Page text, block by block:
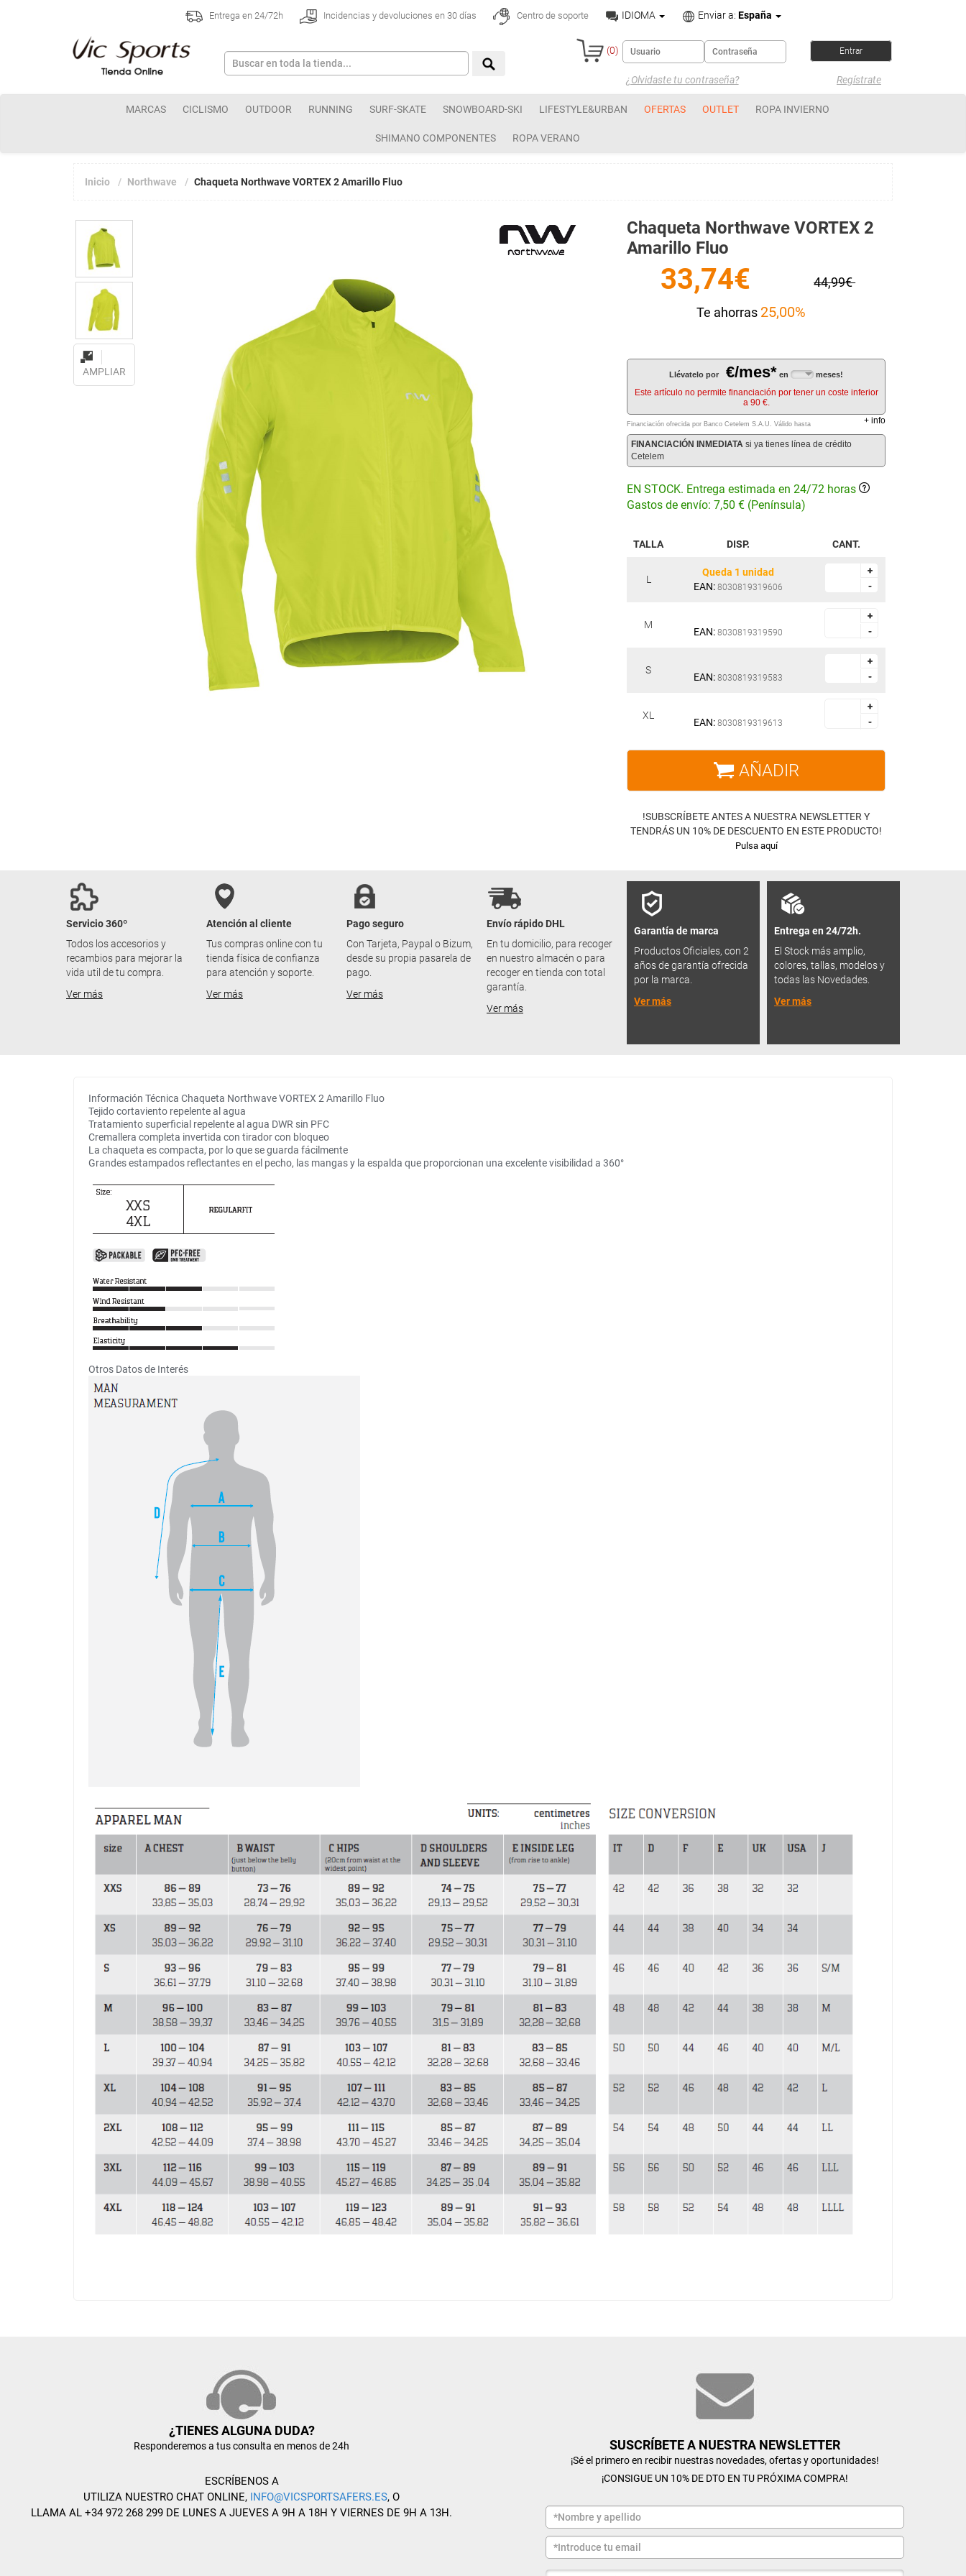
Entrega en 24/72h Incidencias y devoluciones en 30 días Centro de soporte IDIOMA Enviar a: España
(0)
¿Olvidaste tu contraseña? Regístrate
MARCAS CICLISMO OUTDOOR RUNNING SURF-SKATE SNOWBOARD-SKI LIFESTYLE&URBAN OFERTAS OUTLET ROPA INVIERNO
SHIMANO COMPONENTES ROPA VERANO
Inicio Northwave Chaqueta Northwave VORTEX 2 Amarillo Fluo
AMPLIAR
Chaqueta Northwave VORTEX 2
Amarillo Fluo
33,74€
44,99€
Te ahorras 25,00%
Llévatelo por €/mes* en meses!
Este artículo no permite financiación por tener un coste inferior
a 90 €.
Financiación ofrecida por Banco Cetelem S.A.U. Válido hasta + info
FINANCIACIÓN INMEDIATA si ya tienes línea de crédito
Cetelem
EN STOCK. Entrega estimada en 24/72 horas
Gastos de envío: 7,50 € (Península)
TALLA DISP. CANT.
L
Queda 1 unidad
EAN: 8030819319606
+
-
+
-
M
EAN: 8030819319590
+
-
+
-
S
EAN: 8030819319583
+
-
+
-
XL
EAN: 8030819319613
+
-
+
-
AÑADIR
!SUBSCRÍBETE ANTES A NUESTRA NEWSLETTER Y
TENDRÁS UN 10% DE DESCUENTO EN ESTE PRODUCTO!
Pulsa aquí
Servicio 360º
Todos los accesorios y
recambios para mejorar la
vida util de tu compra.
Ver más
Atención al cliente
Tus compras online con tu
tienda física de confianza
para atención y soporte.
Ver más
Pago seguro
Con Tarjeta, Paypal o Bizum,
desde su propia pasarela de
pago.
Ver más
Envío rápido DHL
En tu domicilio, para recoger
en nuestro almacén o para
recoger en tienda con total
garantía.
Ver más
Garantía de marca
Productos Oficiales, con 2
años de garantía ofrecida
por la marca.
Ver más
Entrega en 24/72h.
El Stock más amplio,
colores, tallas, modelos y
todas las Novedades.
Ver más
Información Técnica Chaqueta Northwave VORTEX 2 Amarillo Fluo
Tejido cortaviento repelente al agua
Tratamiento superficial repelente al agua DWR sin PFC
Cremallera completa invertida con tirador con bloqueo
La chaqueta es compacta, por lo que se guarda fácilmente
Grandes estampados reflectantes en el pecho, las mangas y la espalda que proporcionan una excelente visibilidad a 360°
Otros Datos de Interés
¿TIENES ALGUNA DUDA?
Responderemos a tus consulta en menos de 24h
ESCRÍBENOS A
UTILIZA NUESTRO CHAT ONLINE, INFO@VICSPORTSAFERS.ES, O
LLAMA AL +34 972 268 299 DE LUNES A JUEVES A 9H A 18H Y VIERNES DE 9H A 13H.
SUSCRÍBETE A NUESTRA NEWSLETTER
¡Sé el primero en recibir nuestras novedades, ofertas y oportunidades!
¡CONSIGUE UN 10% DE DTO EN TU PRÓXIMA COMPRA!